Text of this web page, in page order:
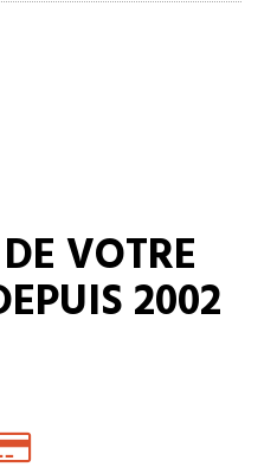
VOTRE
2002